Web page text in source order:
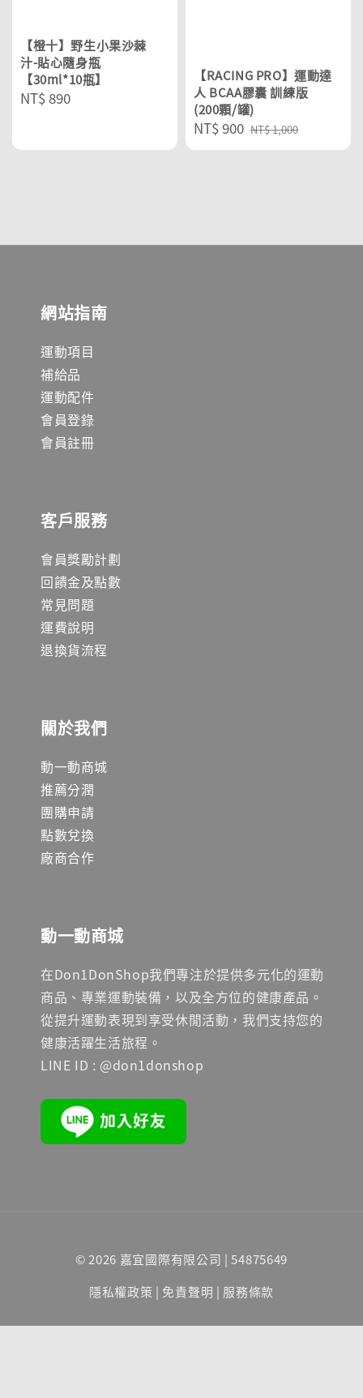
【橙十】野生小果沙棘
汁-貼心隨身瓶
【30ml*10瓶】
Regular
NT$ 890
【RACING PRO】運動達
人 BCAA膠囊 訓練版
(200顆/罐)
Sale
price
NT$ 900 Regular
price
NT$ 1,000
網站指南
運動項目
補給品
運動配件
會員登錄
會員註冊
客戶服務
會員獎勵計劃
回饋金及點數
常見問題
運費說明
退換貨流程
關於我們
動一動商城
推薦分潤
團購申請
點數兌換
廠商合作
動一動商城
在Don1DonShop我們專注於提供多元化的運動
商品、專業運動裝備，以及全方位的健康產品。
從提升運動表現到享受休閒活動，我們支持您的
健康活躍生活旅程。
LINE ID : @don1donshop
© 2026 嘉宜國際有限公司 | 54875649
隱私權政策 | 免責聲明 | 服務條款